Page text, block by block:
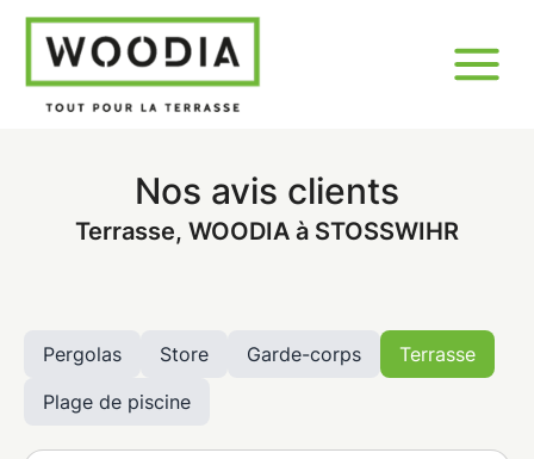
Terrasse, WOODIA à STOSSWIHR
Nos avis clients
Pergolas Store Garde-corps
Terrasse
Plage de piscine